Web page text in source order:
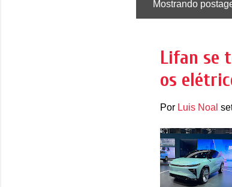
Mostrando
Lifan se
os
Por Luis Noal